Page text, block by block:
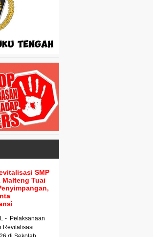
SMP
Malteng Tuai
- Pelaksanaan
Revitalisasi